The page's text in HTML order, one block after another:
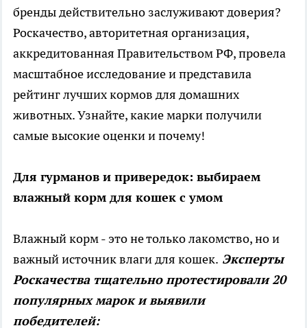
бренды действительно заслуживают доверия?
Роскачество, авторитетная организация,
аккредитованная Правительством РФ, провела
масштабное исследование и представила
рейтинг лучших кормов для домашних
животных. Узнайте, какие марки получили
самые высокие оценки и почему!
Для гурманов и привередок: выбираем
влажный корм для кошек с умом
Влажный корм - это не только лакомство, но и
важный источник влаги для кошек. Эксперты
Роскачества тщательно протестировали 20
популярных марок и выявили
победителей: